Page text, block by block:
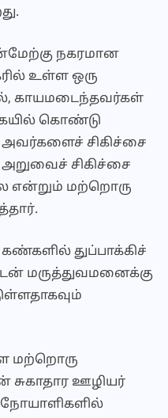
நகரமான
உள்ள ஒரு
காயமடைந்தவர்கள்
கொண்டு
அவர்களைச் சிகிச்சை
சிகிச்சை
என்றும் மற்றொரு
துப்பாக்கிச்
மருத்துவமனைக்கு
மற்றொரு
சுகாதார ஊழியர்